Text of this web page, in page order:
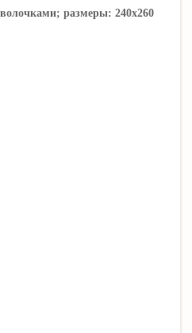
размеры: 240х260